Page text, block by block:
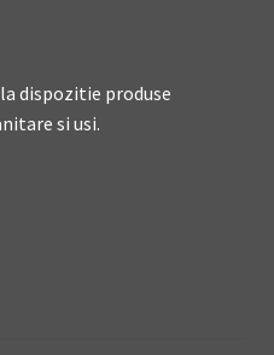
dispozitie produse
si usi.